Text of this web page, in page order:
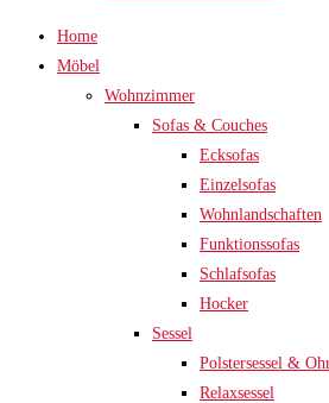
Home
Möbel
Wohnzimmer
Sofas & Couches
Ecksofas
Einzelsofas
Wohnlandschaften
Funktionssofas
Schlafsofas
Hocker
Sessel
Polstersessel &
Relaxsessel